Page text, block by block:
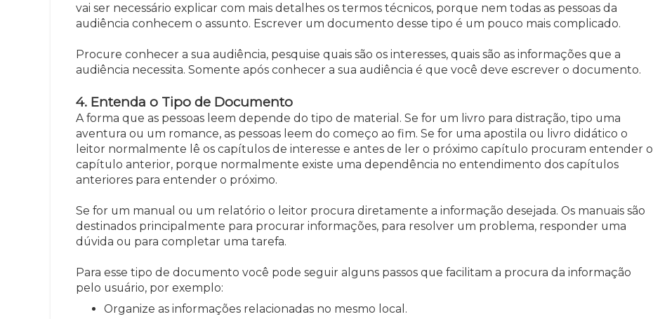
vai ser necessário explicar com mais detalhes os termos técnicos, porque nem todas as pessoas da
audiência conhecem o assunto. Escrever um documento desse tipo é um pouco mais complicado.
Procure conhecer a sua audiência, pesquise quais são os interesses, quais são as informações que a
audiência necessita. Somente após conhecer a sua audiência é que você deve escrever o documento.
4. Entenda o Tipo de Documento
A forma que as pessoas leem depende do tipo de material. Se for um livro para distração, tipo uma
aventura ou um romance, as pessoas leem do começo ao fim. Se for uma apostila ou livro didático o
leitor normalmente lê os capítulos de interesse e antes de ler o próximo capítulo procuram entender o
capítulo anterior, porque normalmente existe uma dependência no entendimento dos capítulos
anteriores para entender o próximo.
Se for um manual ou um relatório o leitor procura diretamente a informação desejada. Os manuais são
destinados principalmente para procurar informações, para resolver um problema, responder uma
dúvida ou para completar uma tarefa.
Para esse tipo de documento você pode seguir alguns passos que facilitam a procura da informação
pelo usuário, por exemplo:
Organize as informações relacionadas no mesmo local.